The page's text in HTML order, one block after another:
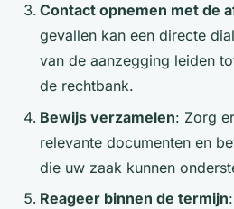
Contact opnemen met de
gevallen kan een directe
van de aanzegging leiden
de rechtbank.
Bewijs verzamelen: Zorg
relevante documenten en
die uw zaak kunnen
Reageer binnen de termijn